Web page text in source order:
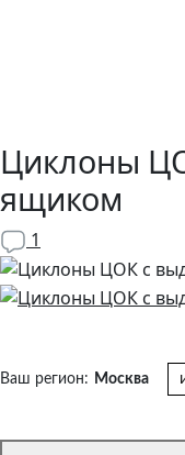
Циклоны
ящиком
1
Ваш регион: Москва